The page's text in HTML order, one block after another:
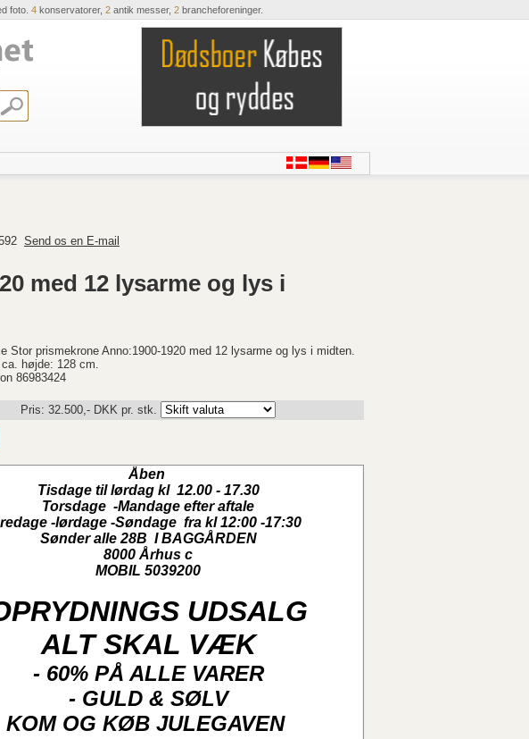
foto. 4konservatorer, 2antik messer, 2brancheforeninger.
Send os en E-mail
med 12 lysarme og lys i
Stor prismekrone Anno:1900-1920 med 12 lysarme og lys i midten.
højde: 128 cm.
86983424
Pris: 32.500,- DKK pr. stk.
Åben
Tisdage til lørdag kl 12.00 - 17.30
Torsdage -Mandage efter aftale
-lørdage -Søndage fra kl 12:00 -17:30
Sønder alle 28B I BAGGÅRDEN
8000 Århus c
MOBIL 5039200
UDSALG
ALT SKAL VÆK
- 60% PÅ ALLE VARER
- GULD & SØLV
KOM OG KØB JULEGAVEN